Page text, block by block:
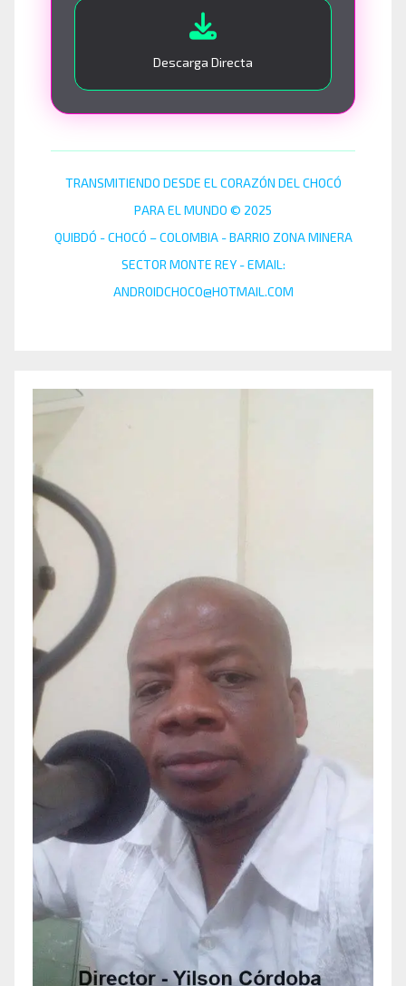
Descarga Directa
TRANSMITIENDO DESDE EL CORAZÓN DEL CHOCÓ
PARA EL MUNDO © 2025
QUIBDÓ - CHOCÓ – COLOMBIA - BARRIO ZONA MINERA
SECTOR MONTE REY - EMAIL:
ANDROIDCHOCO@HOTMAIL.COM